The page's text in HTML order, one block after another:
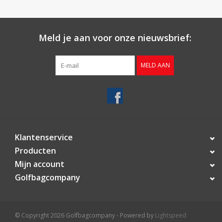
Meld je aan voor onze nieuwsbrief:
MELD AAN
Klantenservice
Producten
Mijn account
Golfbagcompany
© Copyright 2026 Golfbagcompany - Powered by Lightspeed